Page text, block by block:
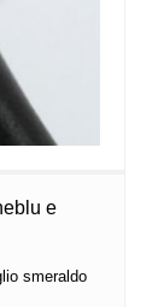
e
smeraldo